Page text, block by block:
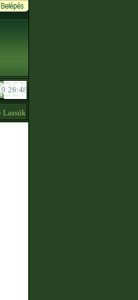
edzést vállalok, további